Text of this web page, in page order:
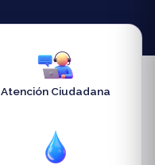
Atención Ciudadana